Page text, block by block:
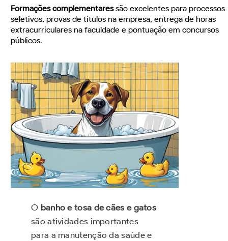
Formações complementaressão excelentes para processos
seletivos, provas de títulos na empresa, entrega de horas
extracurriculares na faculdade e pontuação em concursos
públicos.
O banho e tosa de cães e gatos
são atividades importantes
para a manutenção da saúde e